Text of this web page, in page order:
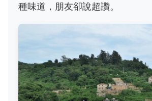
種味道，朋友卻說超讚。